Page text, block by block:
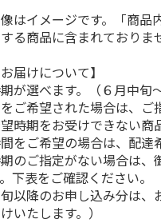
はイメージです。「商品
る商品に含まれており
届けについて】
が選べます。（６月中旬
ご希望された場合は、ご
時期をお受けできない商
をご希望の場合は、配達
のご指定がない場合は、
下表をご確認ください。
旬以降のお申し込み分は
いたします。）